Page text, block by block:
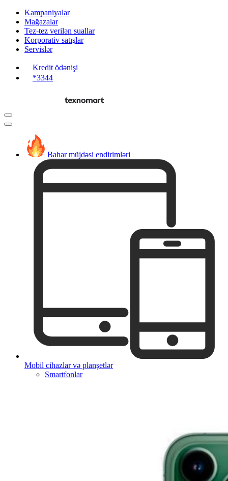
Kampaniyalar
Mağazalar
Tez-tez verilən suallar
Korporativ satışlar
Servislər
Kredit ödənişi
*3344
Bahar müjdəsi endirimləri
Mobil cihazlar və planşetlər
Smartfonlar